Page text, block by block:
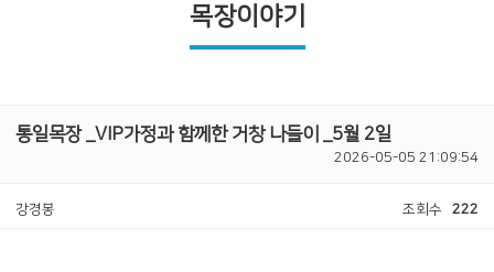
목장이야기
통일목장 _VIP가정과 함께한 거창 나들이 _5월 2일
2026-05-05 21:09:54
강경봉 조회수 222